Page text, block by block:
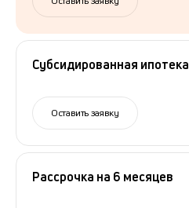
Субсидированная ипотека
Оставить заявку
Рассрочка на 6 месяцев